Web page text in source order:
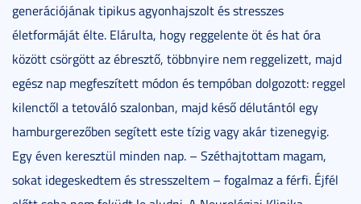
generációjának tipikus agyonhajszolt és stresszes
életformáját élte. Elárulta, hogy reggelente öt és hat óra
között csörgött az ébresztő, többnyire nem reggelizett, majd
egész nap megfeszített módon és tempóban dolgozott: reggel
kilenctől a tetováló szalonban, majd késő délutántól egy
hamburgerezőben segített este tízig vagy akár tizenegyig.
Egy éven keresztül minden nap. – Széthajtottam magam,
sokat idegeskedtem és stresszeltem – fogalmaz a férfi. Éjfél